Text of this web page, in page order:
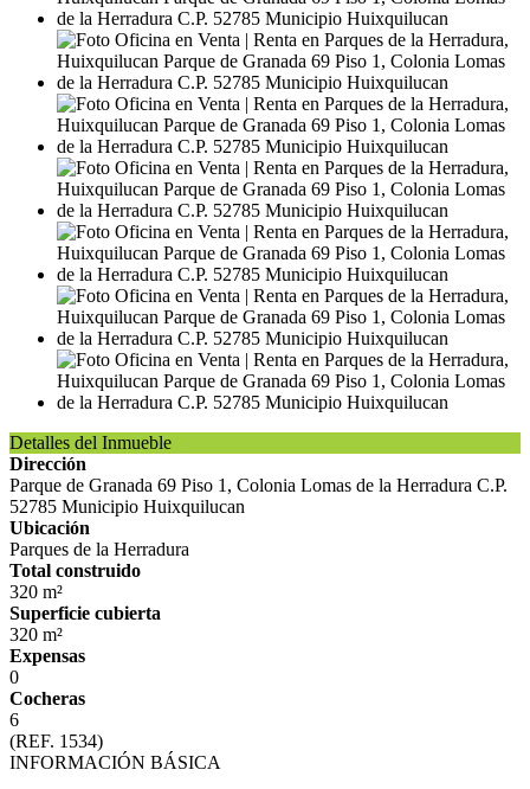
Detalles del Inmueble
Dirección
Parque de Granada 69 Piso 1, Colonia Lomas de la Herradura C.P.
52785 Municipio Huixquilucan
Ubicación
Parques de la Herradura
Total construido
320 m²
Superficie cubierta
320 m²
Expensas
0
Cocheras
6
(REF. 1534)
INFORMACIÓN BÁSICA